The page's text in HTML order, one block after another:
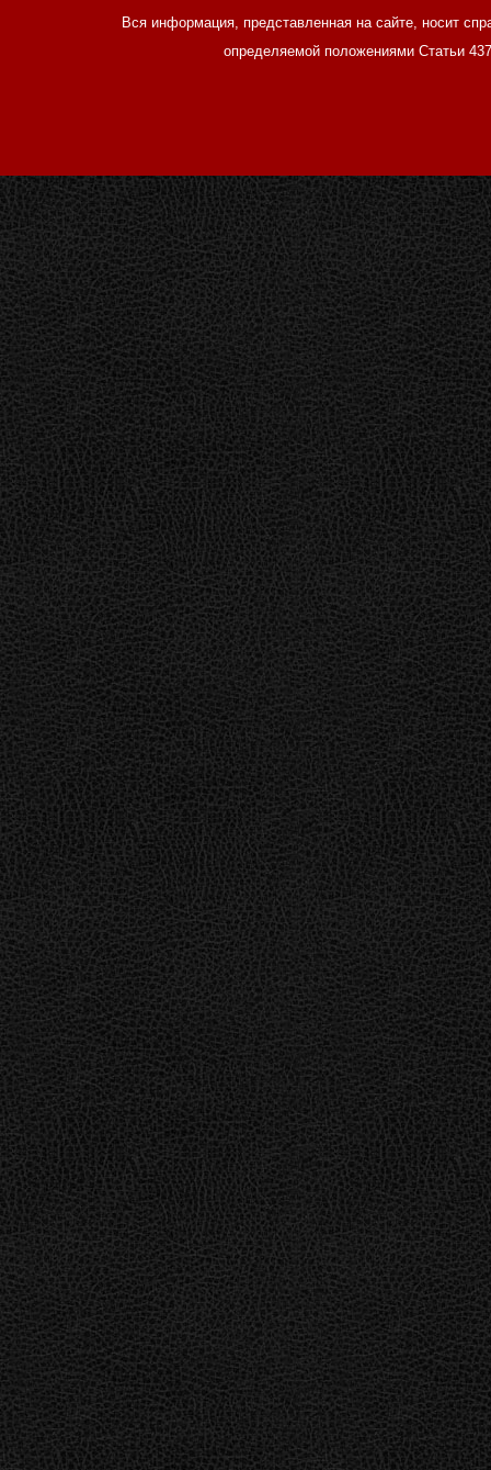
Вся информация, представленная на сайте, носит
определяемой положениями Статьи